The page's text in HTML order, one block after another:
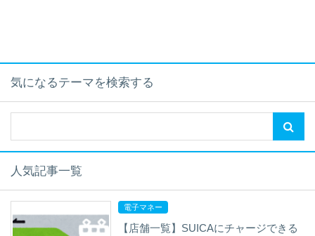
気になるテーマを検索する
人気記事一覧
電子マネー
【店舗一覧】SUICAにチャージできる